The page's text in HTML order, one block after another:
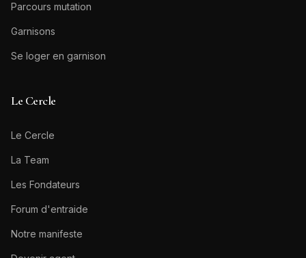
Parcours mutation
Garnisons
Se loger en garnison
Le Cercle
Le Cercle
La Team
Les Fondateurs
Forum d'entraide
Notre manifeste